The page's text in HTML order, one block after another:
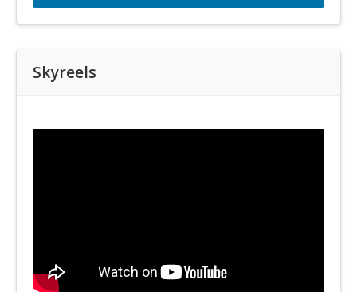
Skyreels